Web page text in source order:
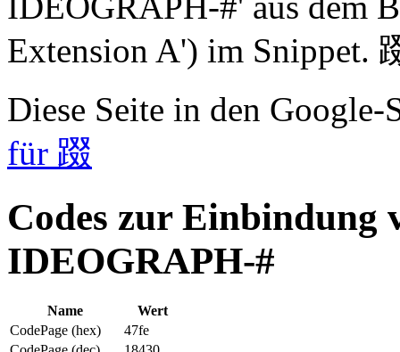
Extension A') im Snippet.
Diese Seite in den Google-
für 䟾
Codes zur
IDEOGRAPH-#
Name
Wert
CodePage (hex)
47fe